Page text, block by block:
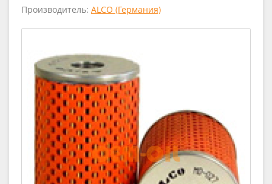
Производитель: ALCO (Германия)